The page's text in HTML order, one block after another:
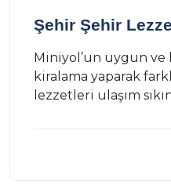
Şehir Şehir
Miniyol’un uygun ve
kiralama yaparak
lezzetleri ulaşım